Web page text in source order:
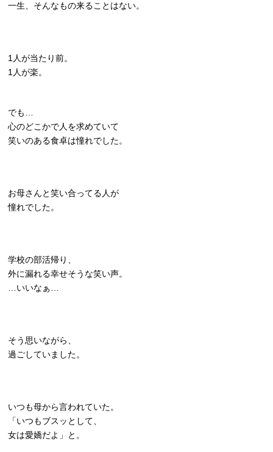
一生、そんなもの来ることはない。
1人が当たり前。
1人が楽。
でも…
心のどこかで人を求めていて
笑いのある食卓は憧れでした。
お母さんと笑い合ってる人が
憧れでした。
学校の部活帰り、
外に漏れる幸せそうな笑い声。
…いいなぁ…
そう思いながら、
過ごしていました。
いつも母から言われていた。
「いつもブスッとして、
女は愛嬌だよ」と。